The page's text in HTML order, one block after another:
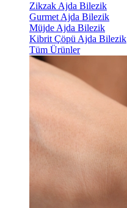
Zikzak Ajda Bilezik
Gurmet Ajda Bilezik
Müjde Ajda Bilezik
Kibrit Çöpü Ajda Bilezik
Tüm Ürünler